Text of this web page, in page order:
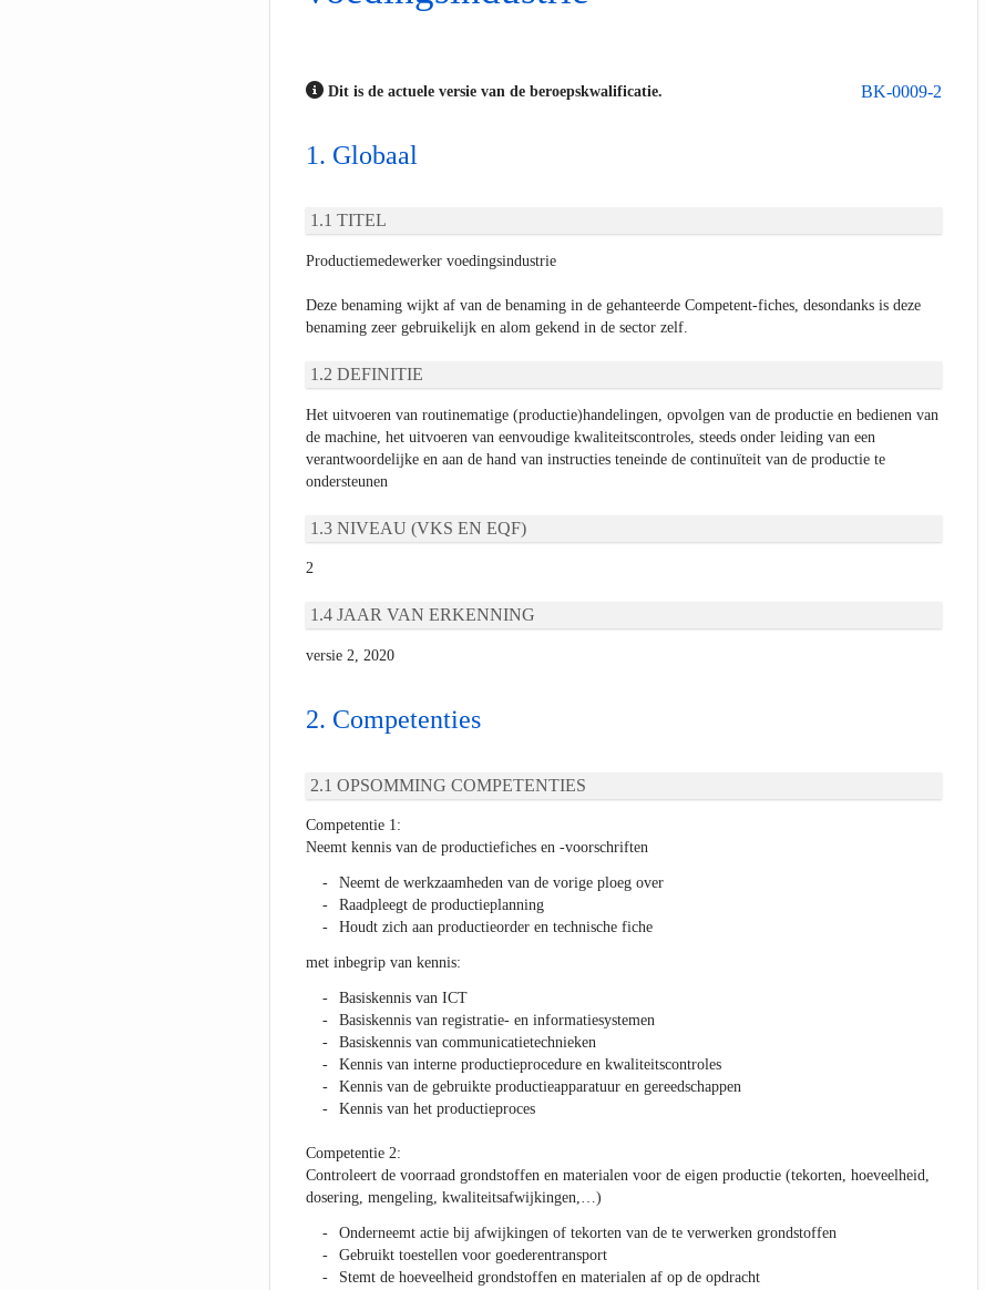
BK-0009-2
Dit is de actuele versie van de beroepskwalificatie.
Globaal
TITEL
Productiemedewerker voedingsindustrie
Deze benaming wijkt af van de benaming in de gehanteerde Competent-fiches, desondanks is deze
benaming zeer gebruikelijk en alom gekend in de sector zelf.
DEFINITIE
Het uitvoeren van routinematige (productie)handelingen, opvolgen van de productie en bedienen van
de machine, het uitvoeren van eenvoudige kwaliteitscontroles, steeds onder leiding van een
verantwoordelijke en aan de hand van instructies teneinde de continuïteit van de productie te
ondersteunen
NIVEAU (VKS EN EQF)
2
JAAR VAN ERKENNING
versie 2, 2020
Competenties
OPSOMMING COMPETENTIES
Competentie 1:
Neemt kennis van de productiefiches en -voorschriften
Neemt de werkzaamheden van de vorige ploeg over
Raadpleegt de productieplanning
Houdt zich aan productieorder en technische fiche
met inbegrip van kennis:
Basiskennis van ICT
Basiskennis van registratie- en informatiesystemen
Basiskennis van communicatietechnieken
Kennis van interne productieprocedure en kwaliteitscontroles
Kennis van de gebruikte productieapparatuur en gereedschappen
Kennis van het productieproces
Competentie 2:
Controleert de voorraad grondstoffen en materialen voor de eigen productie (tekorten, hoeveelheid,
dosering, mengeling, kwaliteitsafwijkingen,…)
Onderneemt actie bij afwijkingen of tekorten van de te verwerken grondstoffen
Gebruikt toestellen voor goederentransport
Stemt de hoeveelheid grondstoffen en materialen af op de opdracht